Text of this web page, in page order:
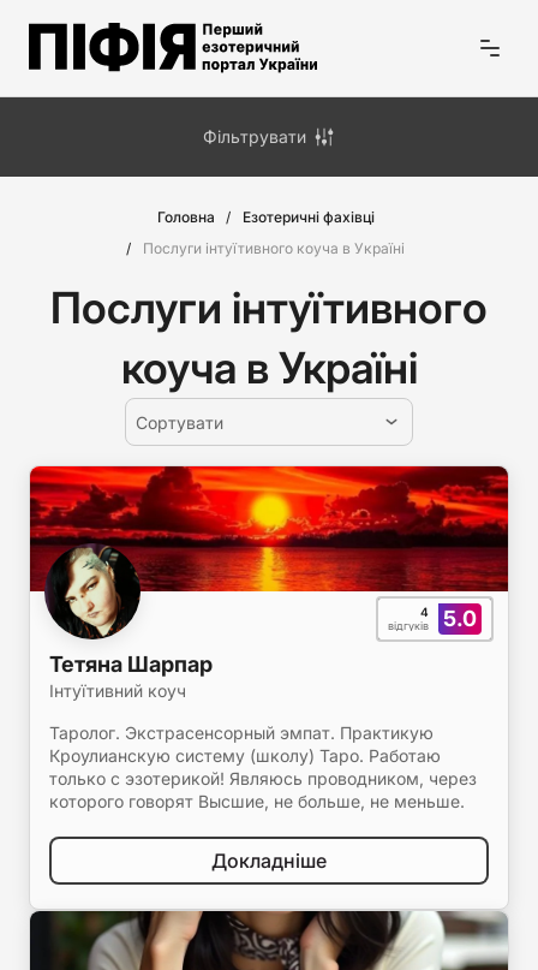
Головна
Езотеричні фахівці
Послуги інтуїтивного коуча в Україні
Послуги інтуїтивного
коуча в Україні
Сортувати
5.0
4
відгуків
Тетяна Шарпар
Інтуїтивний коуч
Таролог. Экстрасенсорный эмпат. Практикую
Кроулианскую систему (школу) Таро. Работаю
только с эзотерикой! Являюсь проводником, через
которого говорят Высшие, не больше, не меньше.
Докладніше
Фільтрувати